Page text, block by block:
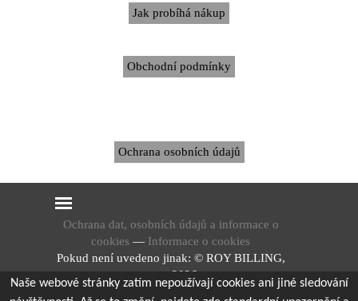
Jak probíhá nákup
Obchodní podmínky
Ochrana osobních údajů
Ochrana dat, osobních údajů a informace o
cookies — Informace o cookies
Pokud není uvedeno jinak: © ROY BILLING,
s.r.o., 2026.
Naše webové stránky zatím nepoužívají cookies ani jiné sledování